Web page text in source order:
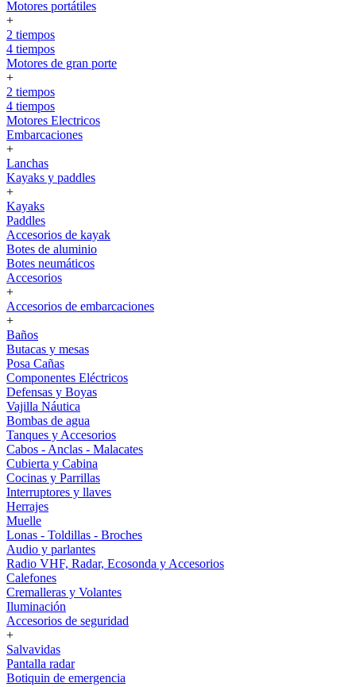
Motores portátiles
+
2 tiempos
4 tiempos
Motores de gran porte
+
2 tiempos
4 tiempos
Motores Electricos
Embarcaciones
+
Lanchas
Kayaks y paddles
+
Kayaks
Paddles
Accesorios de kayak
Botes de aluminio
Botes neumáticos
Accesorios
+
Accesorios de embarcaciones
+
Baños
Butacas y mesas
Posa Cañas
Componentes Eléctricos
Defensas y Boyas
Vajilla Náutica
Bombas de agua
Tanques y Accesorios
Cabos - Anclas - Malacates
Cubierta y Cabina
Cocinas y Parrillas
Interruptores y llaves
Herrajes
Muelle
Lonas - Toldillas - Broches
Audio y parlantes
Radio VHF, Radar, Ecosonda y Accesorios
Calefones
Cremalleras y Volantes
Iluminación
Accesorios de seguridad
+
Salvavidas
Pantalla radar
Botiquin de emergencia